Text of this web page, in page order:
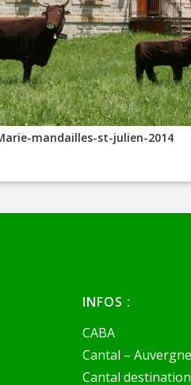
mandailles-st-julien-2014
INFOS :
CABA
Cantal – Auvergne
Cantal destination